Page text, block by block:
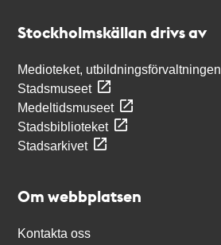
Stockholmskällan drivs av
Medioteket, utbildningsförvaltningen
Stadsmuseet
Medeltidsmuseet
Stadsbiblioteket
Stadsarkivet
Om webbplatsen
Kontakta oss